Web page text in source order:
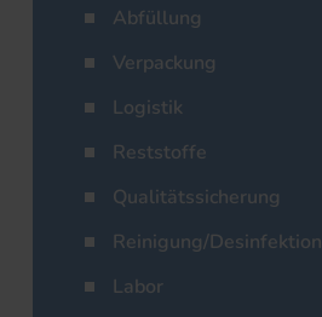
Abfüllung
Verpackung
Logistik
Reststoffe
Qualitätssicherung
Reinigung/Desinfektion
Labor